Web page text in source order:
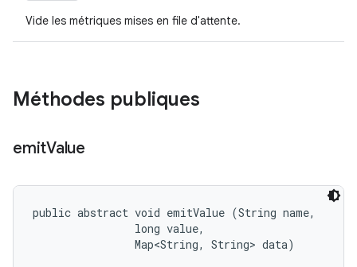
Vide les métriques mises en file d'attente.
Méthodes publiques
emitValue
public abstract void emitValue (String name,
                long value,
                Map<String, String> data)